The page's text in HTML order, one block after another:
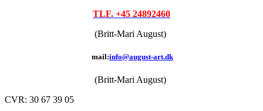
TLF. +45 24892460
(Britt-Mari August)
mail:info@august-art.dk
(Britt-Mari August)
CVR: 30 67 39 05